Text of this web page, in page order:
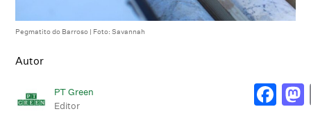
Pegmatito do Barroso | Foto: Savannah
Autor
PT Green
Editor